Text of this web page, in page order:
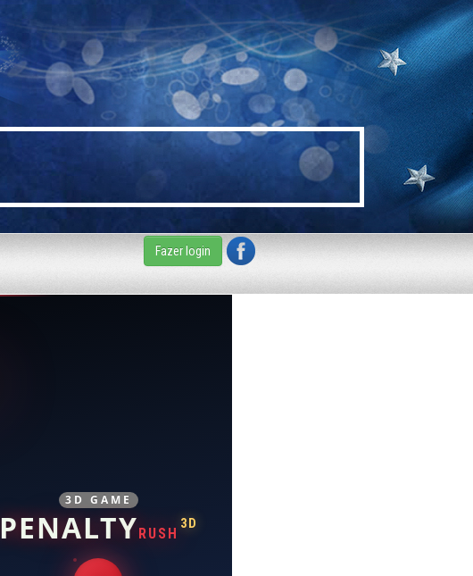
Fazer login
3D GAME
PENALTYRUSH
3D